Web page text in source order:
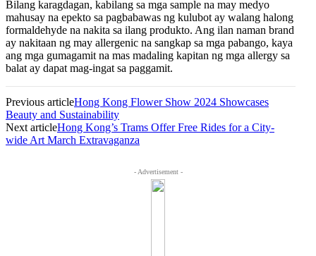
Bilang karagdagan, kabilang sa mga sample na may medyo
mahusay na epekto sa pagbabawas ng kulubot ay walang halong
formaldehyde na nakita sa ilang produkto. Ang ilan naman brand
ay nakitaan ng may allergenic na sangkap sa mga pabango, kaya
ang mga gumagamit na mas madaling kapitan ng mga allergy sa
balat ay dapat mag-ingat sa paggamit.
Previous articleHong Kong Flower Show 2024 Showcases
Beauty and Sustainability
Next articleHong Kong’s Trams Offer Free Rides for a City-
wide Art March Extravaganza
- Advertisement -